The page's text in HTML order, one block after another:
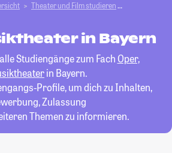
Theater und Film studieren
in Bayern
Studiengänge zum Fach Oper,
in Bayern.
Profile, um dich zu Inhalten,
Zulassung
Themen zu informieren.